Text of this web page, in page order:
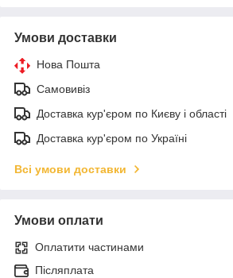
Умови доставки
Нова Пошта
Самовивіз
Доставка кур'єром по Києву і області
Доставка кур'єром по Україні
Всі умови доставки
Умови оплати
Оплатити частинами
Післяплата